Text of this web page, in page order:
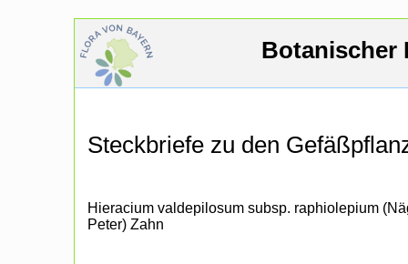
Botanischer
Steckbriefe zu den
Hieracium valdepilosum subsp. raphiolepium
Peter) Zahn